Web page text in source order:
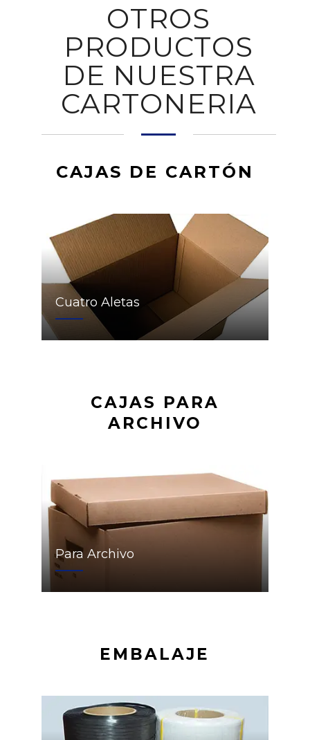
OTROS
PRODUCTOS
DE NUESTRA
CARTONERIA
CAJAS DE CARTÓN
Cuatro Aletas
CAJAS PARA
ARCHIVO
Para Archivo
EMBALAJE